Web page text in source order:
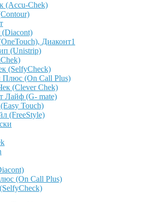
(Accu-Chek)
(Diacont)
Диаконт1
(Unistrip)
(SelfyCheck)
Плюс (On Call Plus)
(Clever Chek)
Лайф (G- mate)
Touch)
(FreeStyle)
(On Call Plus)